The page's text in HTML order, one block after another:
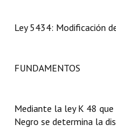
Actas de Audiencias
Comunicaciones
Ley 5434: Modificación
FUNDAMENTOS
Mediante la ley K 48
Negro se determina la